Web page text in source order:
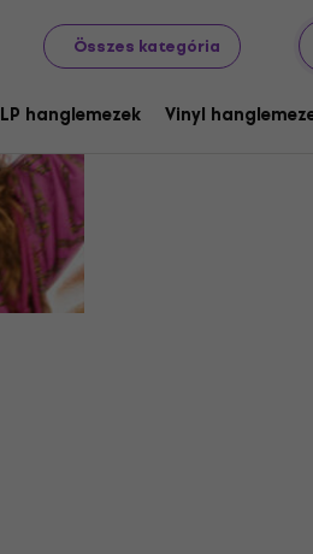
Összes kategória
LP hanglemezek Vinyl